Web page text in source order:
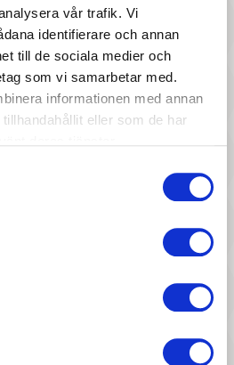
vår trafik. Vi
identifierare och annan
till de sociala medier och
som vi samarbetar med.
informationen med annan
eller som de har
kategori:
297 :-
Maileg - Unicorn, Medium